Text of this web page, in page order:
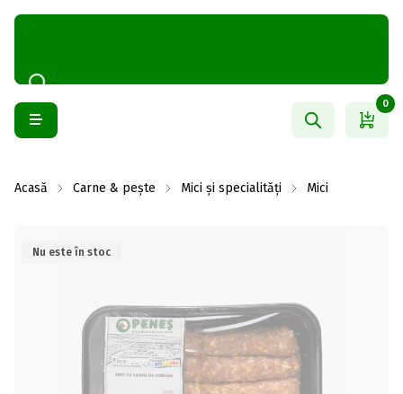
0
Acasă Carne & pește Mici și specialități Mici
Nu este în stoc